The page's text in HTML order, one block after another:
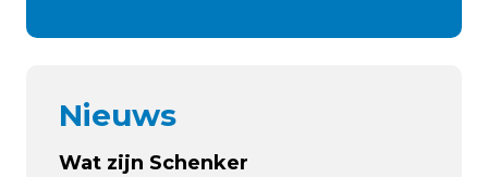
Nieuws
Wat zijn Schenker